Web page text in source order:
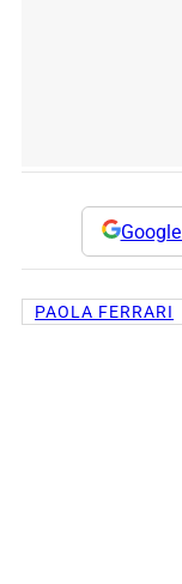
Google
PAOLA FERRARI